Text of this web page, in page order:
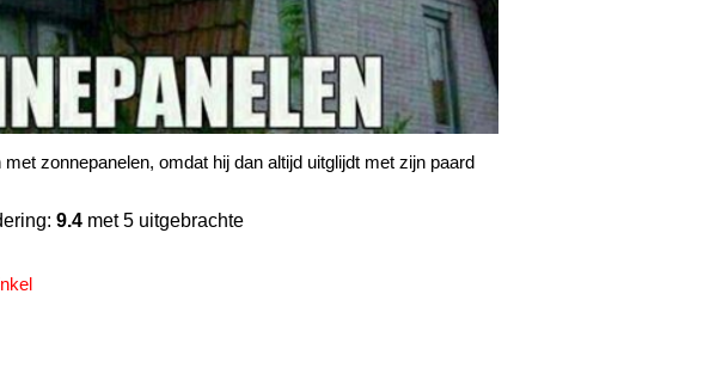
zonnepanelen, omdat hij dan altijd uitglijdt met zijn paard
9.4 met 5 uitgebrachte